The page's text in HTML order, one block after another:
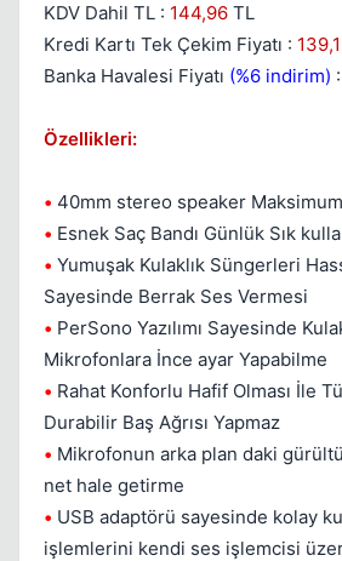
KDV Dahil TL : 144,96 TL
Kredi Kartı Tek Çekim Fiyatı :
Banka Havalesi Fiyatı (%6 indirim) :
Özellikleri:
• 40mm stereo speaker
• Esnek Saç Bandı Günlük Sık
• Yumuşak Kulaklık Süngerleri
Sayesinde Berrak Ses Vermesi
• PerSono Yazılımı Sayesinde
Mikrofonlara İnce ayar Yapabilme
• Rahat Konforlu Hafif Olması İle
Durabilir Baş Ağrısı Yapmaz
• Mikrofonun arka plan daki
net hale getirme
• USB adaptörü sayesinde kolay
işlemlerini kendi ses işlemcisi